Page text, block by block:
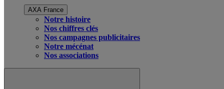
AXA France
Notre histoire
Nos chiffres clés
Nos campagnes publicitaires
Notre mécénat
Nos associations